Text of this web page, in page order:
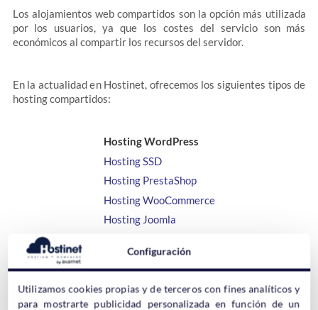
Los alojamientos web compartidos son la opción más utilizada
por los usuarios, ya que los costes del servicio son más
económicos al compartir los recursos del servidor.
En la actualidad en Hostinet, ofrecemos los siguientes tipos de
hosting compartidos:
Hosting WordPress
Hosting SSD
Hosting PrestaShop
Hosting WooCommerce
Hosting Joomla
Hosting Windows
Configuración
Utilizamos cookies propias y de terceros con fines analíticos y
para mostrarte publicidad personalizada en función de un